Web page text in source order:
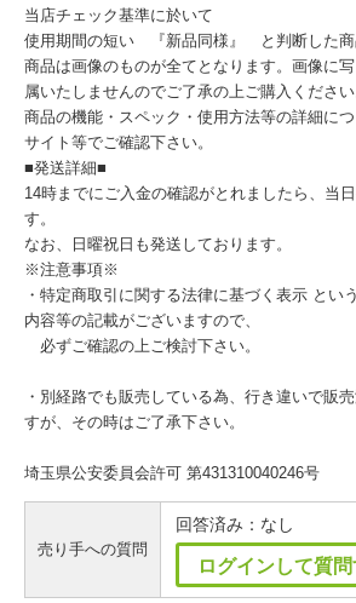
当店チェック基準に於いて
使用期間の短い 『新品同様』 と判断した商
商品は画像のものが全てとなります。画像に
属いたしませんのでご了承の上ご購入ください
商品の機能・スペック・使用方法等の詳細に
サイト等でご確認下さい。
■発送詳細■
14時までにご入金の確認がとれましたら、当
す。
なお、日曜祝日も発送しております。
※注意事項※
・特定商取引に関する法律に基づく表示 とい
内容等の記載がございますので、
必ずご確認の上ご検討下さい。
・別経路でも販売している為、行き違いで販
すが、その時はご了承下さい。
埼玉県公安委員会許可 第431310040246号
売り手への質問
回答済み：なし
ログインして質問